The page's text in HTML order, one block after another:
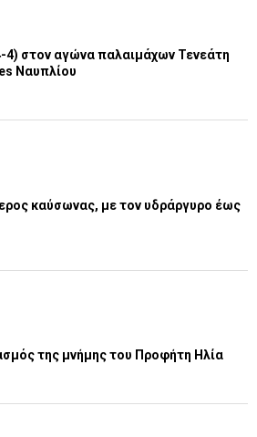
4) στον αγώνα παλαιμάχων Τενεάτη
Ναυπλίου
καύσωνας, με τον υδράργυρο έως
της μνήμης του Προφήτη Ηλία